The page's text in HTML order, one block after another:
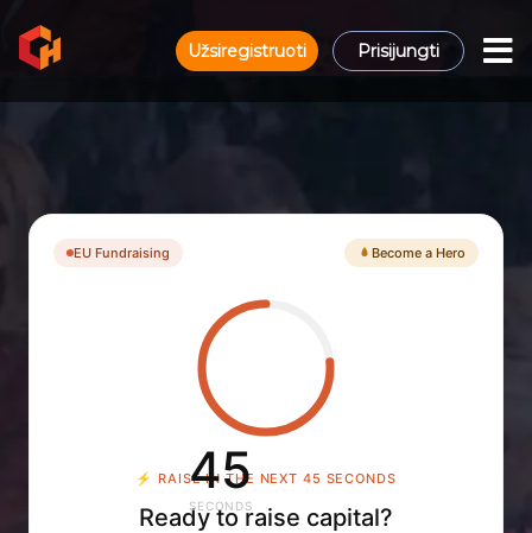
Užsiregistruoti Prisijungti
EU Fundraising Become a Hero
45
SECONDS
⚡RAISE IN THE NEXT 45 SECONDS
Ready to raise capital?